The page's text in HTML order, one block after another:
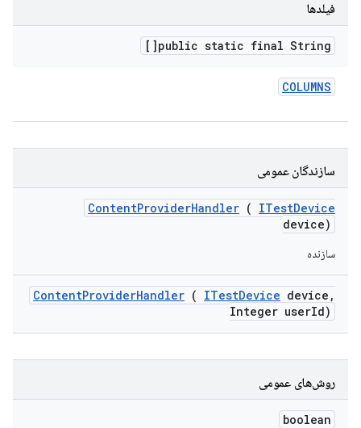
فیلدها
public static final String[]
COLUMNS
سازندگان عمومی
ContentProviderHandler ( ITestDevice
device)
سازنده
ContentProviderHandler ( ITestDevice device ,
Integer userId)
روش‌های عمومی
boolean